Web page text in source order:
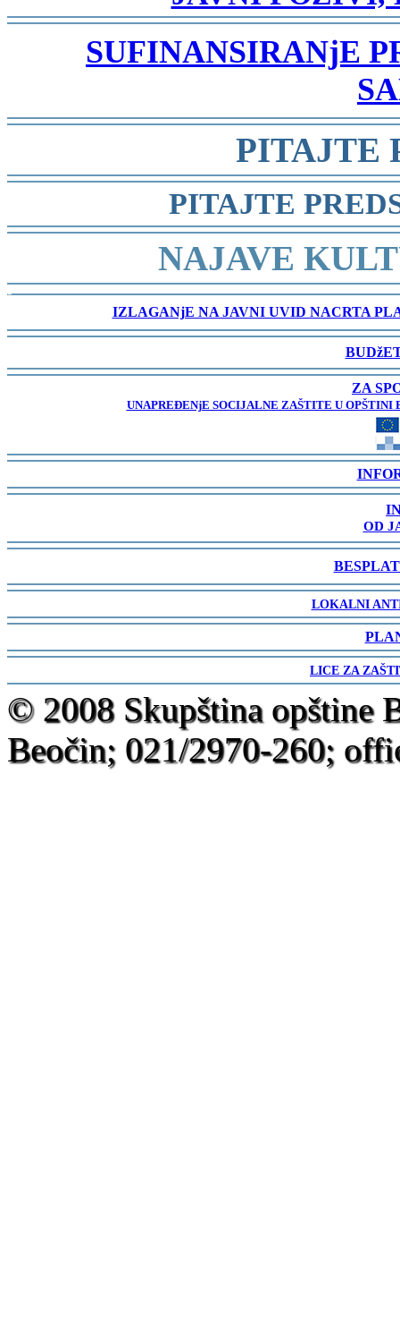
-
SUFINANSIRANjE
-
PITAJTE
-
PITAJTE
-
NAJAVE
-
IZLAGANjE NA JAVNI UVID NACRTA
-
-
ZA
UNAPREĐENjE SOCIJALNE ZAŠTITE U OPŠTINI
-
-
OD
-
-
LOKALNI
-
-
LICE ZA
© 2008 Skupština opštine
Beočin; 021/2970-260;